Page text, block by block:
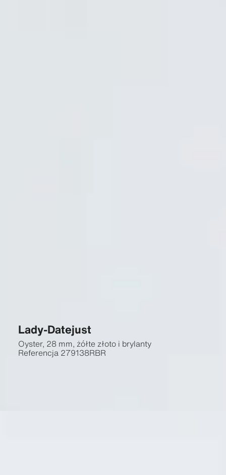
Lady-Datejust
Oyster, 28 mm, żółte złoto i brylanty
Referencja 279138RBR